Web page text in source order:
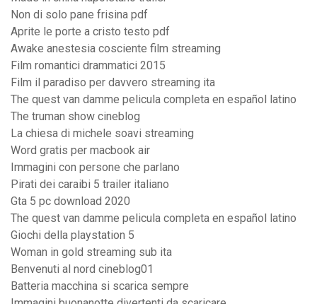
Non di solo pane frisina pdf
Aprite le porte a cristo testo pdf
Awake anestesia cosciente film streaming
Film romantici drammatici 2015
Film il paradiso per davvero streaming ita
The quest van damme pelicula completa en español latino
The truman show cineblog
La chiesa di michele soavi streaming
Word gratis per macbook air
Immagini con persone che parlano
Pirati dei caraibi 5 trailer italiano
Gta 5 pc download 2020
The quest van damme pelicula completa en español latino
Giochi della playstation 5
Woman in gold streaming sub ita
Benvenuti al nord cineblog01
Batteria macchina si scarica sempre